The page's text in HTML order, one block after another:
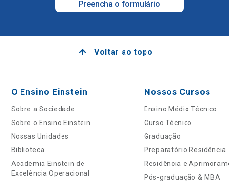
Preencha o formulário
Voltar ao topo
O Ensino Einstein
Sobre a Sociedade
Sobre o Ensino Einstein
Nossas Unidades
Biblioteca
Academia Einstein de
Excelência Operacional
Nossos Cursos
Ensino Médio Técnico
Curso Técnico
Graduação
Preparatório Residência
Residência e
Pós-graduação & MBA